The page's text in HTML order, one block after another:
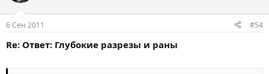
6 Сен 2011 #54
Re: Ответ: Глубокие разрезы и раны